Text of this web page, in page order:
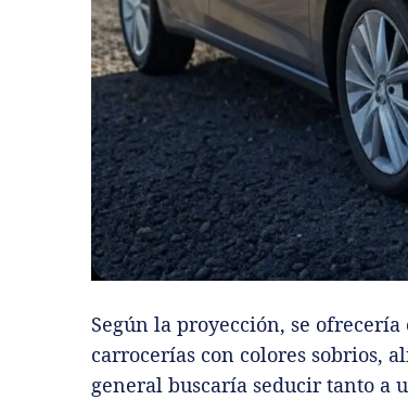
Según la proyección, se
carrocerías con colores sobrios,
general buscaría seducir tanto a